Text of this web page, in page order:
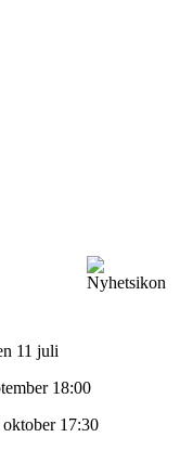
11 juli
18:00
17:30